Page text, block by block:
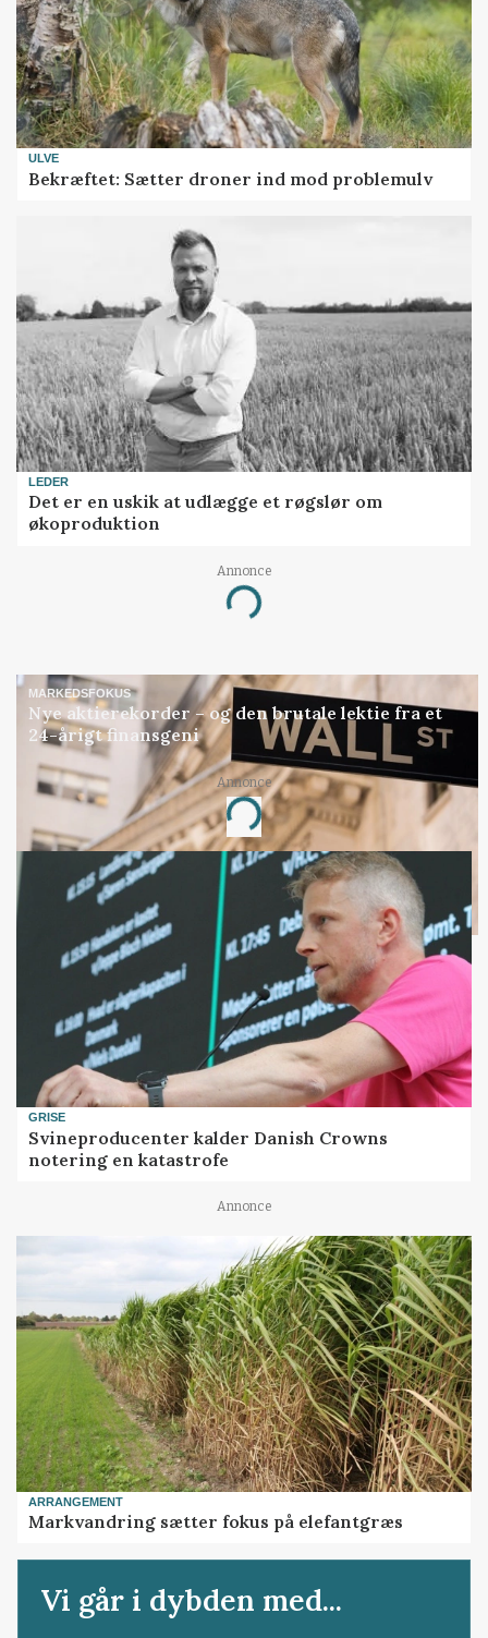
ULVE
Bekræftet: Sætter droner ind mod problemulv
LEDER
Det er en uskik at udlægge et røgslør om
økoproduktion
Annonce
Loading...
MARKEDSFOKUS
Nye aktierekorder – og den brutale lektie fra et
24-årigt finansgeni
Annonce
Loading...
GRISE
Svineproducenter kalder Danish Crowns
notering en katastrofe
Annonce
ARRANGEMENT
Markvandring sætter fokus på elefantgræs
Vi går i dybden med...